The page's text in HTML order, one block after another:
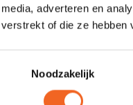
media, adverteren en
verstrekt of die ze hebben
Noodzakelijk